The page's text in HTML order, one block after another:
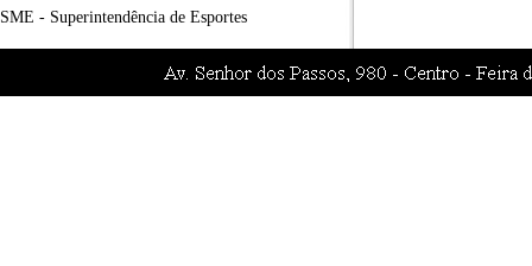
SME - Superintendência de Esportes